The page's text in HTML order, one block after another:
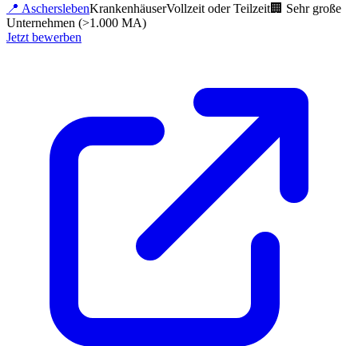
📍 AscherslebenKrankenhäuserVollzeit oder Teilzeit🏢 Sehr große
Unternehmen (>1.000 MA)
Jetzt bewerben